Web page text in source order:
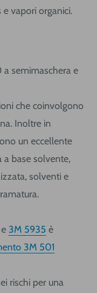
vapori organici.
semimaschera e
che coinvolgono
Inoltre in
un eccellente
a base solvente,
solventi e
3M 5935 è
3M 501
rischi per una